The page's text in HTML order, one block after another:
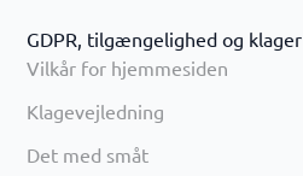
GDPR, tilgængelighed og klager
Vilkår for hjemmesiden
Klagevejledning
Det med småt